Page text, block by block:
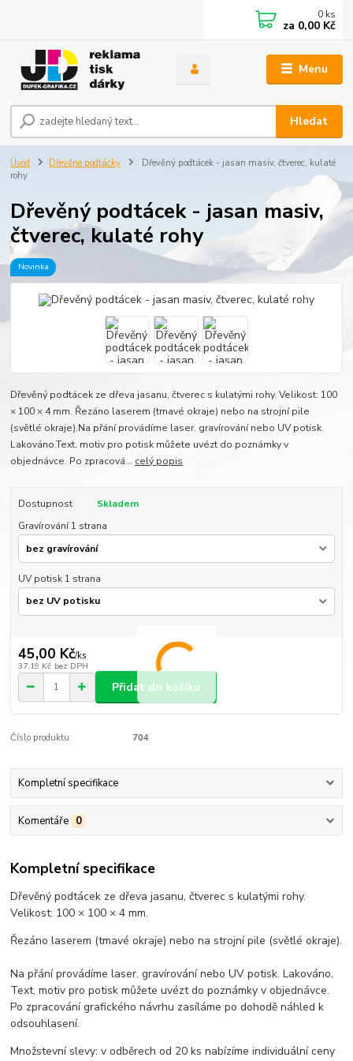
Menu
Hledat
0 ks
za 0,00 Kč
Úvod Dřevěné podtácky
Dřevěný podtácek - jasan masiv, čtverec, kulaté
rohy
Dřevěný podtácek - jasan masiv,
čtverec, kulaté rohy
Novinka
Dřevěný podtácek ze dřeva jasanu, čtverec s kulatými rohy. Velikost: 100
× 100 × 4 mm. Řezáno laserem (tmavé okraje) nebo na strojní pile
(světlé okraje).Na přání provádíme laser. gravírování nebo UV potisk.
Lakováno.Text, motiv pro potisk můžete uvézt do poznámky v
objednávce. Po zpracová... celý popis
Dostupnost
Skladem
Gravírování 1 strana
UV potisk 1 strana
45,00 Kč/ks
37,19 Kč bez DPH
Přidat do košíku
Číslo produktu: 704
Kompletní specifikace
Komentáře 0
Kompletní specifikace
Dřevěný podtácek ze dřeva jasanu, čtverec s kulatými rohy.
Velikost: 100 × 100 × 4 mm.
Řezáno laserem (tmavé okraje) nebo na strojní pile (světlé okraje).
Na přání provádíme laser. gravírování nebo UV potisk. Lakováno.
Text, motiv pro potisk můžete uvézt do poznámky v objednávce.
Po zpracování grafického návrhu zasíláme po dohodě náhled k
odsouhlasení.
Množstevní slevy: v odběrech od 20 ks nabízíme individuální ceny